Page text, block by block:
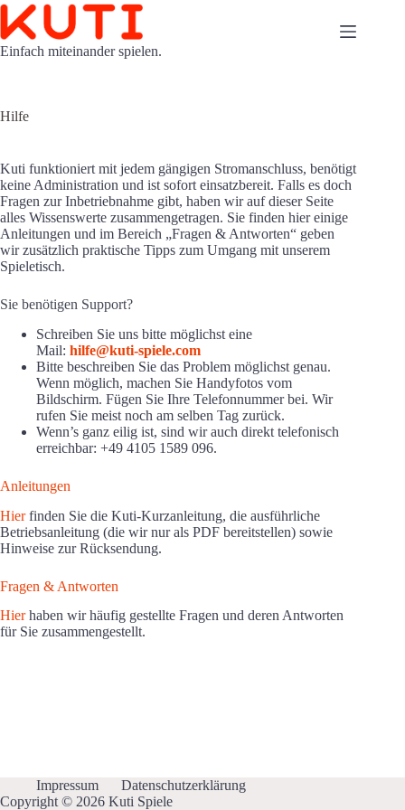
Zum
Inhalt
springen
Einfach miteinander spielen.
Hilfe
Kuti funktioniert mit jedem gängigen Stromanschluss, benötigt
keine Administration und ist sofort einsatzbereit. Falls es doch
Fragen zur Inbetriebnahme gibt, haben wir auf dieser Seite
alles Wissenswerte zusammengetragen. Sie finden hier einige
Anleitungen und im Bereich „Fragen & Antworten“ geben
wir zusätzlich praktische Tipps zum Umgang mit unserem
Spieletisch.
Sie benötigen Support?
Schreiben Sie uns bitte möglichst eine
Mail: hilfe@kuti-spiele.com
Bitte beschreiben Sie das Problem möglichst genau.
Wenn möglich, machen Sie Handyfotos vom
Bildschirm. Fügen Sie Ihre Telefonnummer bei. Wir
rufen Sie meist noch am selben Tag zurück.
Wenn’s ganz eilig ist, sind wir auch direkt telefonisch
erreichbar: +49 4105 1589 096.
Anleitungen
Hierfinden Sie die Kuti-Kurzanleitung, die ausführliche
Betriebsanleitung (die wir nur als PDF bereitstellen) sowie
Hinweise zur Rücksendung.
Fragen & Antworten
Hierhaben wir häufig gestellte Fragen und deren Antworten
für Sie zusammengestellt.
Impressum
Datenschutzerklärung
Copyright © 2026 Kuti Spiele